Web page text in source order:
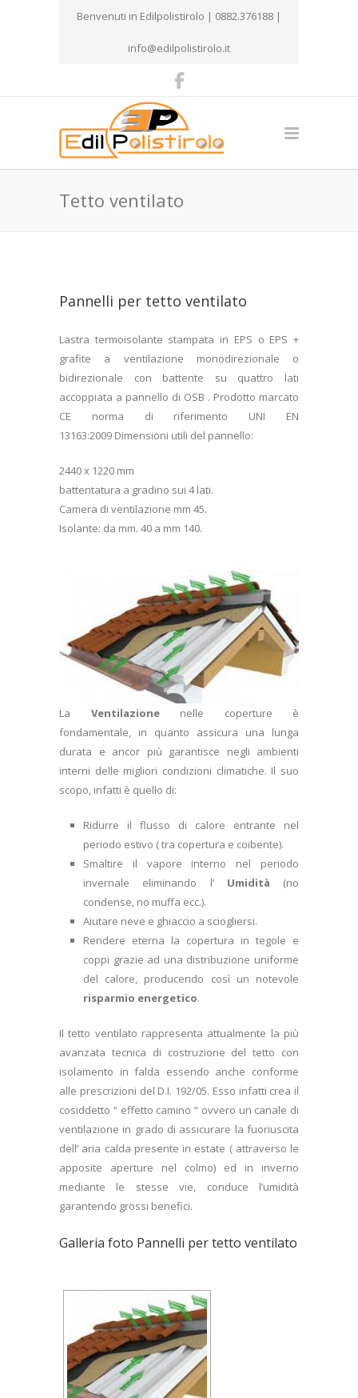
Benvenuti in Edilpolistirolo | 0882.376188 |
info@edilpolistirolo.it
Tetto ventilato
Pannelli per tetto ventilato
Lastra termoisolante stampata in EPS o EPS +
grafite a ventilazione monodirezionale o
bidirezionale con battente su quattro lati
accoppiata a pannello di OSB . Prodotto marcato
CE norma di riferimento UNI EN
13163:2009 Dimensioni utili del pannello:
2440 x 1220 mm
battentatura a gradino sui 4 lati.
Camera di ventilazione mm 45.
Isolante: da mm. 40 a mm 140.
La Ventilazionenelle coperture è
fondamentale, in quanto assicura una lunga
durata e ancor più garantisce negli ambienti
interni delle migliori condizioni climatiche. Il suo
scopo, infatti è quello di:
Ridurre il flusso di calore entrante nel
periodo estivo ( tra copertura e coibente).
Smaltire il vapore interno nel periodo
invernale eliminando l’ Umidità (no
condense, no muffa ecc.).
Aiutare neve e ghiaccio a sciogliersi.
Rendere eterna la copertura in tegole e
coppi grazie ad una distribuzione uniforme
del calore, producendo così un notevole
risparmio energetico.
Il tetto ventilato rappresenta attualmente la più
avanzata tecnica di costruzione del tetto con
isolamento in falda essendo anche conforme
alle prescrizioni del D.I. 192/05. Esso infatti crea il
cosiddetto “ effetto camino “ ovvero un canale di
ventilazione in grado di assicurare la fuoriuscita
dell’ aria calda presente in estate ( attraverso le
apposite aperture nel colmo) ed in inverno
mediante le stesse vie, conduce l’umidità
garantendo grossi benefici.
Galleria foto Pannelli per tetto ventilato